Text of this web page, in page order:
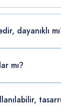
dayanıklı
mı?